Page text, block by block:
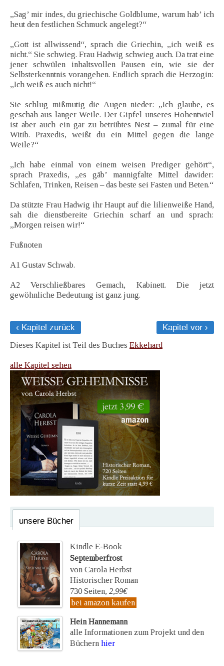
„Sag’ mir indes, du griechische Goldblume, warum hab’ ich
heut den festlichen Schmuck angelegt?“
„Gott ist allwissend“, sprach die Griechin, „ich weiß es
nicht.“ Sie schwieg. Frau Hadwig schwieg auch. Da trat eine
jener schwülen inhaltsvollen Pausen ein, wie sie der
Selbsterkenntnis vorangehen. Endlich sprach die Herzogin:
„Ich weiß es auch nicht!“
Sie schlug mißmutig die Augen nieder: „Ich glaube, es
geschah aus langer Weile. Der Gipfel unseres Hohentwiel
ist aber auch ein gar zu betrübtes Nest – zumal für eine
Witib. Praxedis, weißt du ein Mittel gegen die lange
Weile?“
„Ich habe einmal von einem weisen Prediger gehört“,
sprach Praxedis, „es gäb’ mannigfalte Mittel dawider:
Schlafen, Trinken, Reisen – das beste sei Fasten und Beten.“
Da stützte Frau Hadwig ihr Haupt auf die lilienweiße Hand,
sah die dienstbereite Griechin scharf an und sprach:
„Morgen reisen wir!“
Fußnoten
A1 Gustav Schwab.
A2 Verschließbares Gemach, Kabinett. Die jetzt
gewöhnliche Bedeutung ist ganz jung.
‹ Kapitel zurück
Kapitel vor ›
Dieses Kapitel ist Teil des Buches Ekkehard
alle Kapitel sehen
unsere Bücher
Kindle E-Book
Septemberfrost
von Carola Herbst
Historischer Roman
730 Seiten, 2,99€
bei amazon kaufen
Hein Hannemann
alle Informationen zum Projekt und den
Büchern hier